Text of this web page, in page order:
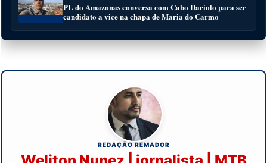
PL do Amazonas conversa com Cabo Daciolo para ser
candidato a vice na chapa de Maria do Carmo
REDAÇÃO REMADOR